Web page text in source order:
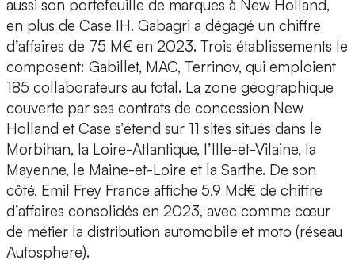
aussi son portefeuille de marques à New Holland,
en plus de Case IH. Gabagri a dégagé un chiffre
d’affaires de 75 M€ en 2023. Trois établissements le
composent: Gabillet, MAC, Terrinov, qui emploient
185 collaborateurs au total. La zone géographique
couverte par ses contrats de concession New
Holland et Case s’étend sur 11 sites situés dans le
Morbihan, la Loire-Atlantique, l’Ille-et-Vilaine, la
Mayenne, le Maine-et-Loire et la Sarthe. De son
côté, Emil Frey France affiche 5,9 Md€ de chiffre
d’affaires consolidés en 2023, avec comme cœur
de métier la distribution automobile et moto (réseau
Autosphere).